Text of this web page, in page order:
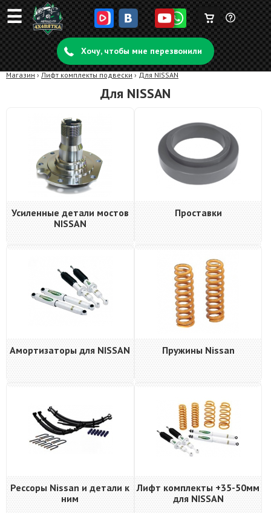
☰ Задать
вопрос
Корзина
пуста
Хочу, чтобы мне перезвонили
Магазин › Лифт комплекты подвески › Для NISSAN
Для NISSAN
Усиленные детали мостов
NISSAN
Проставки
Амортизаторы для NISSAN Пружины Nissan
Рессоры Nissan и детали к
ним
Лифт комплекты +35-50мм
для NISSAN